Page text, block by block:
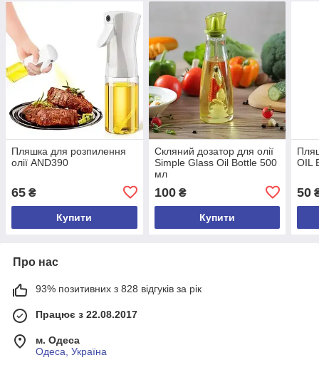
Пляшка для розпилення
олії AND390
65 ₴
Купити
Скляний дозатор для олії
Simple Glass Oil Bottle 500
мл
100₴
Купити
OIL
50
Про нас
93% позитивних з 828 відгуків за рік
Працює з 22.08.2017
м. Одеса
Одеса, Україна